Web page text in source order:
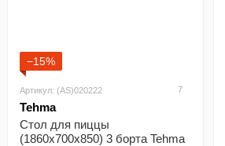
−15%
Артикул: (AS)020222 7
Tehma
Стол для пиццы
(1860х700х850) 3 борта Tehma